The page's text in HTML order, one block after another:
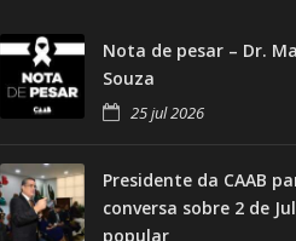
Nota de pesar – Dr.
Souza
25 jul 2026
Presidente da CAAB
conversa sobre 2 de
popular